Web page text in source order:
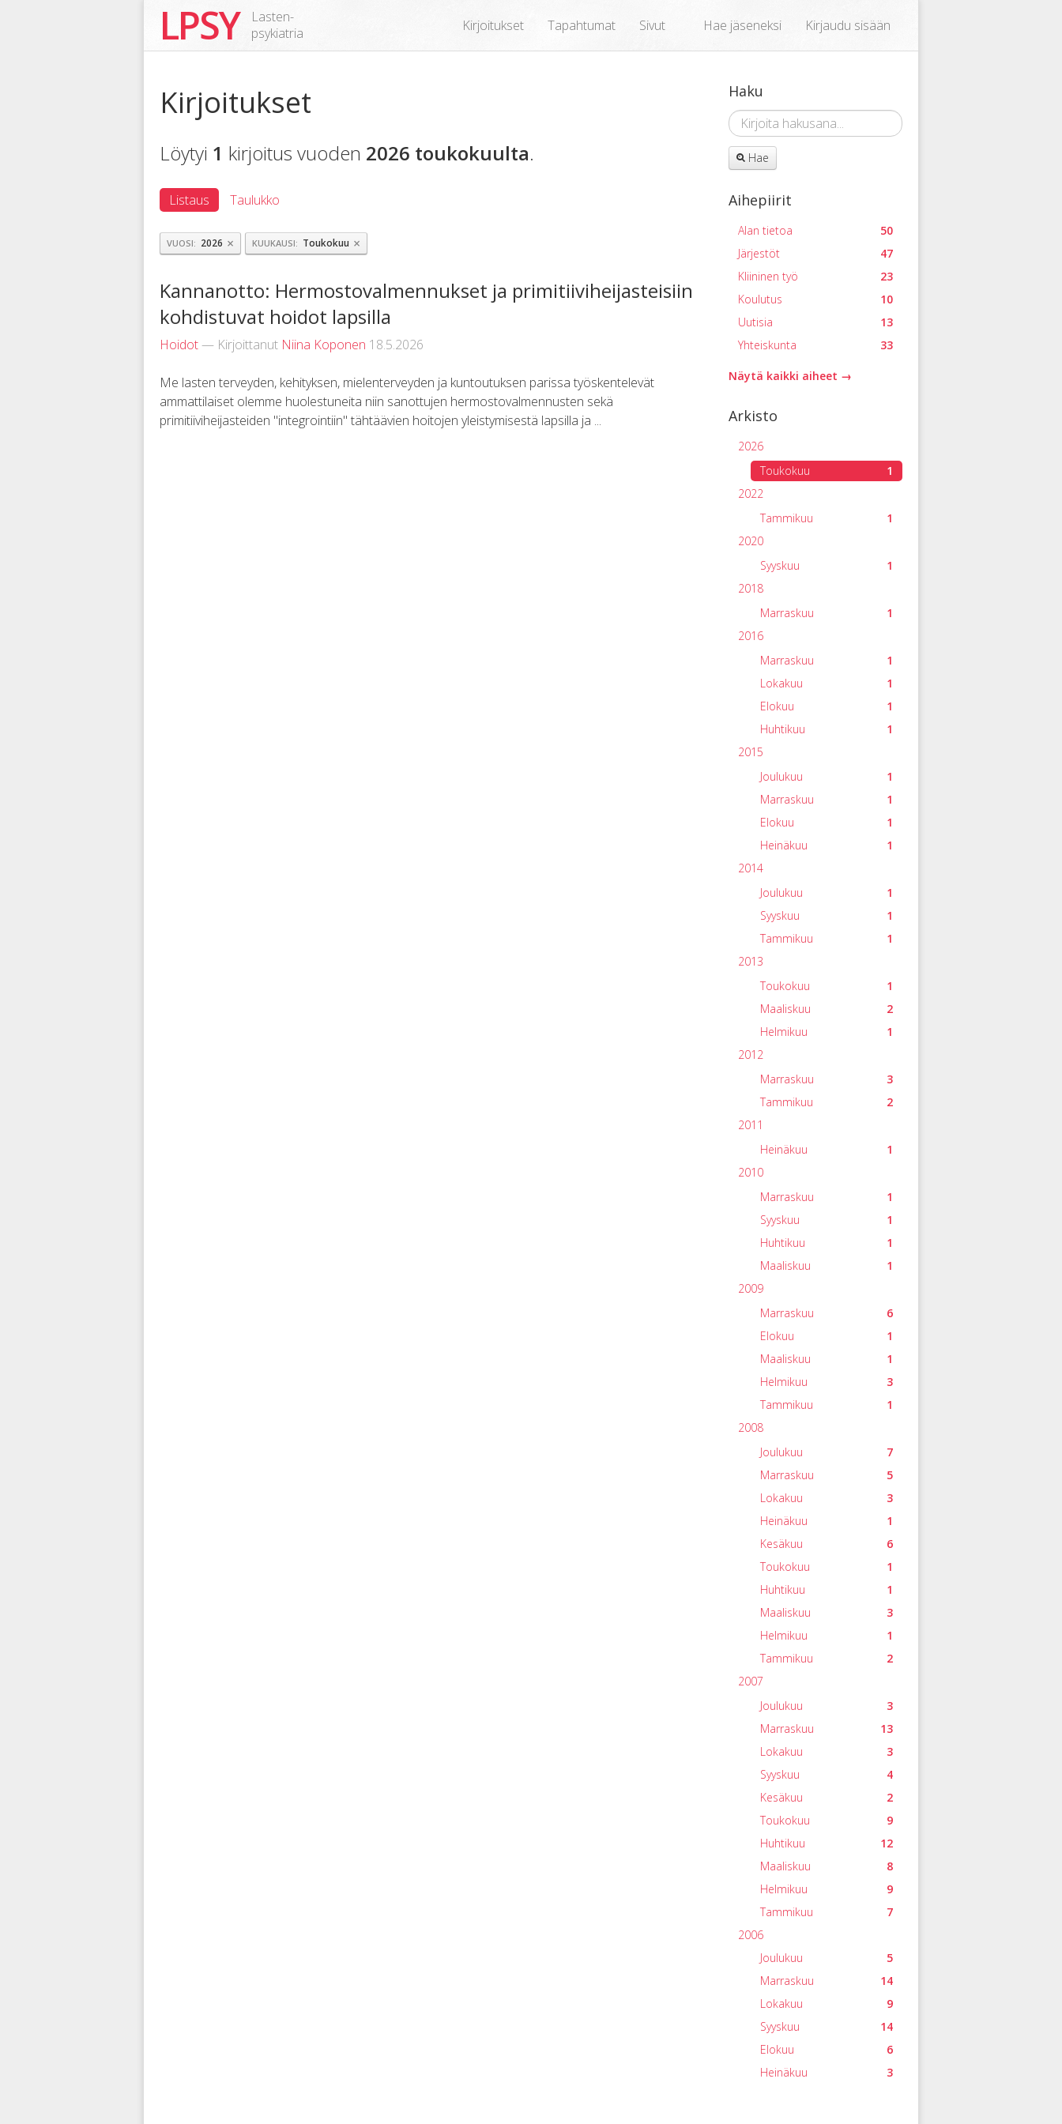
LPSY
Lasten-
psykiatria
Kirjoitukset Tapahtumat Sivut Hae jäseneksi Kirjaudu sisään
Kirjoitukset
Löytyi 1 kirjoitus vuoden 2026 toukokuulta.
Listaus Taulukko
VUOSI 2026 × KUUKAUSI Toukokuu ×
Kannanotto: Hermostovalmennukset ja primitiiviheijasteisiin
kohdistuvat hoidot lapsilla
Hoidot— Kirjoittanut Niina Koponen 18.5.2026
Me lasten terveyden, kehityksen, mielenterveyden ja kuntoutuksen parissa työskentelevät
ammattilaiset olemme huolestuneita niin sanottujen hermostovalmennusten sekä
primitiiviheijasteiden "integrointiin" tähtäävien hoitojen yleistymisestä lapsilla ja ...
Haku
Hae
Aihepiirit
50
Alan tietoa
47
Järjestöt
23
Kliininen työ
10
Koulutus
13
Uutisia
33
Yhteiskunta
Näytä kaikki aiheet →
Arkisto
2026
1
Toukokuu
2022
1
Tammikuu
2020
1
Syyskuu
2018
1
Marraskuu
2016
1
Marraskuu
1
Lokakuu
1
Elokuu
1
Huhtikuu
2015
1
Joulukuu
1
Marraskuu
1
Elokuu
1
Heinäkuu
2014
1
Joulukuu
1
Syyskuu
1
Tammikuu
2013
1
Toukokuu
2
Maaliskuu
1
Helmikuu
2012
3
Marraskuu
2
Tammikuu
2011
1
Heinäkuu
2010
1
Marraskuu
1
Syyskuu
1
Huhtikuu
1
Maaliskuu
2009
6
Marraskuu
1
Elokuu
1
Maaliskuu
3
Helmikuu
1
Tammikuu
2008
7
Joulukuu
5
Marraskuu
3
Lokakuu
1
Heinäkuu
6
Kesäkuu
1
Toukokuu
1
Huhtikuu
3
Maaliskuu
1
Helmikuu
2
Tammikuu
2007
3
Joulukuu
13
Marraskuu
3
Lokakuu
4
Syyskuu
2
Kesäkuu
9
Toukokuu
12
Huhtikuu
8
Maaliskuu
9
Helmikuu
7
Tammikuu
2006
5
Joulukuu
14
Marraskuu
9
Lokakuu
14
Syyskuu
6
Elokuu
3
Heinäkuu